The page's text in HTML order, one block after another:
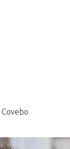
Covebo